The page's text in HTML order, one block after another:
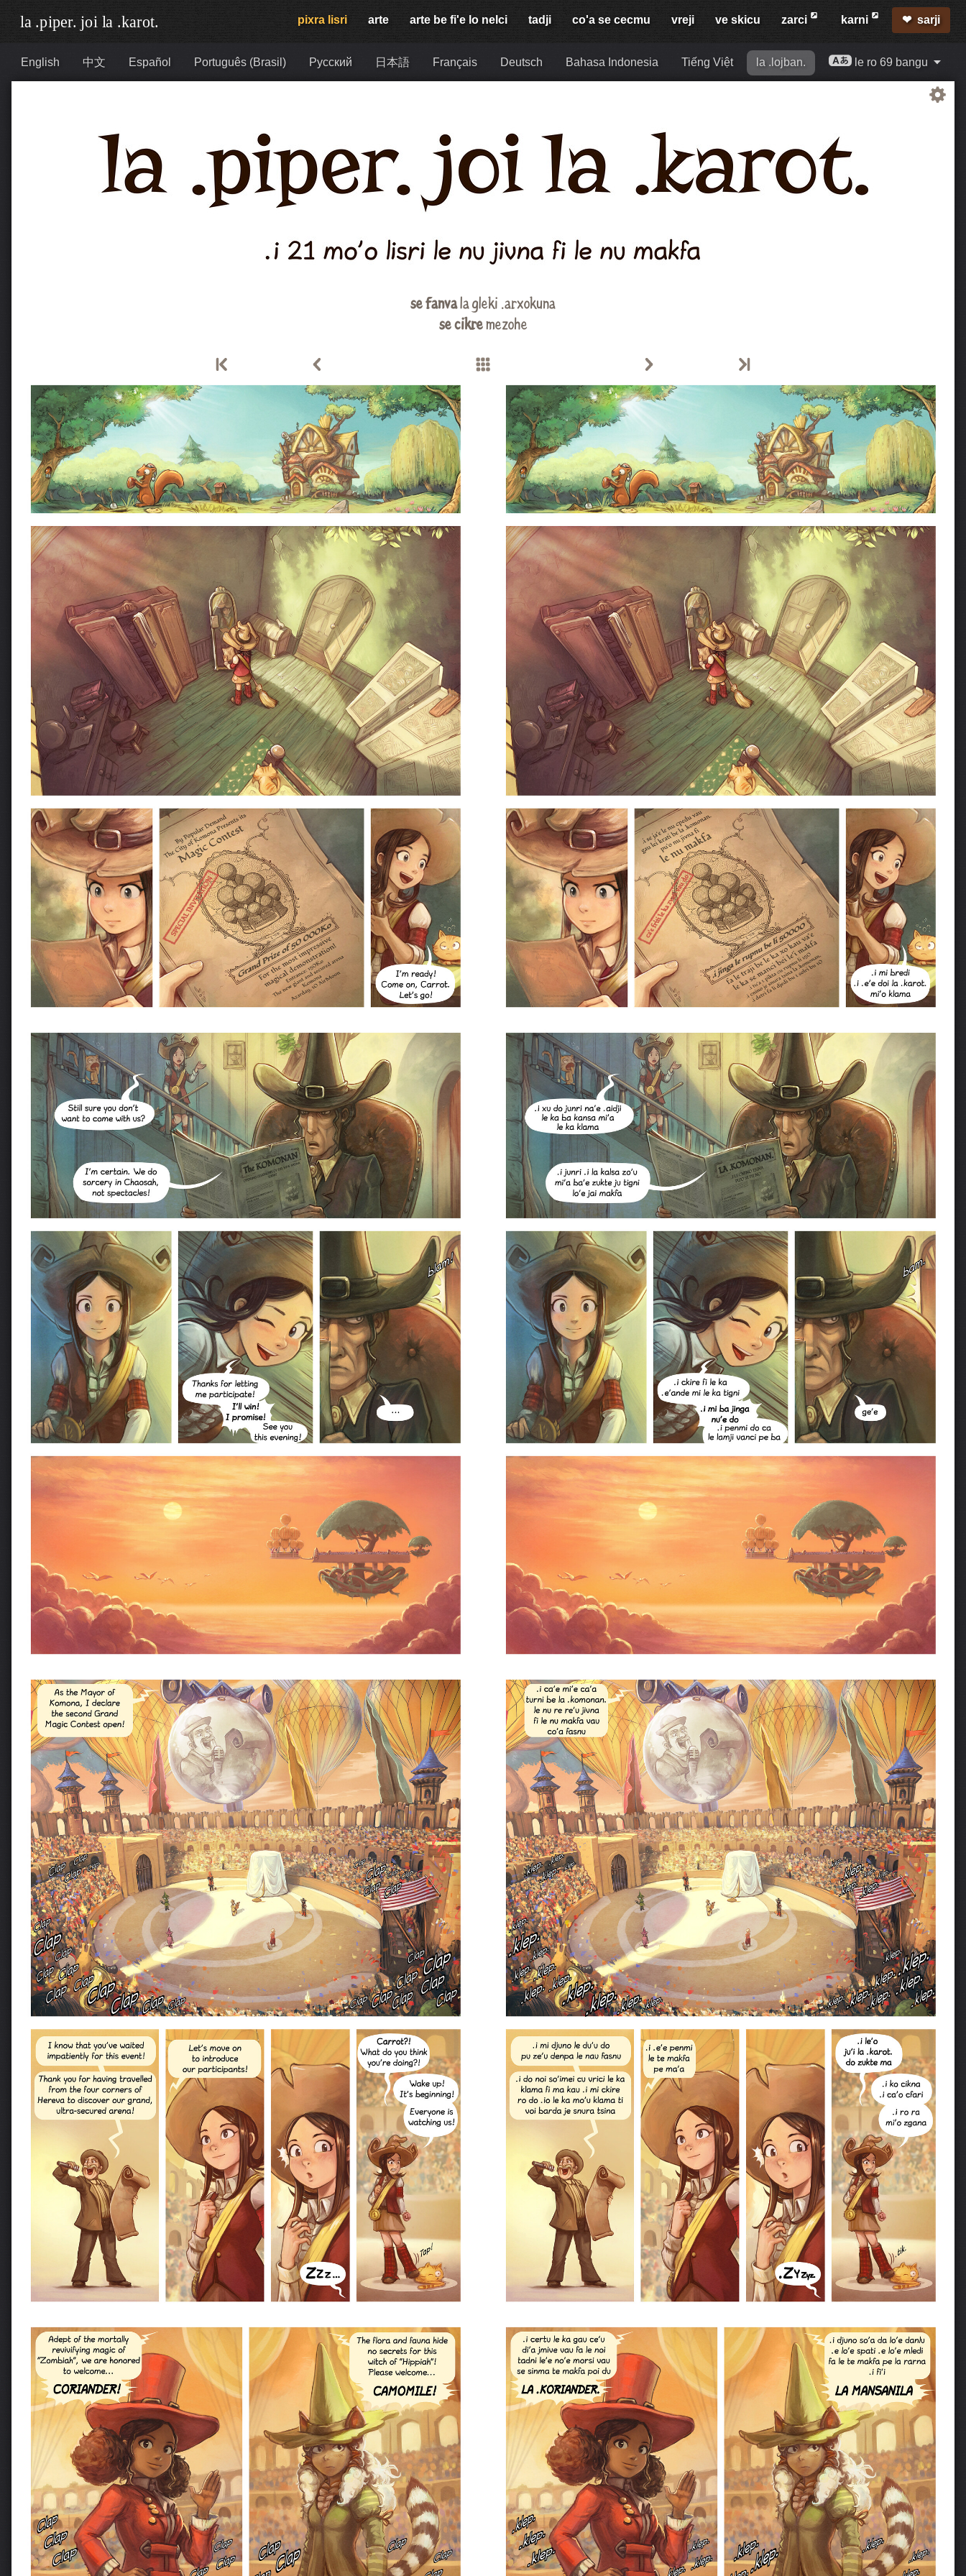
pixra lisri arte arte be fi'e lo nelci tadji co'a se cecmu vreji ve skicu zarci karni sarji
English 中文 Español Português (Brasil) Русский 日本語 Français Deutsch Bahasa Indonesia Tiếng Việt la .lojban. le ro 69 bangu
se fanvala gleki .arxokuna
se cikremezohe